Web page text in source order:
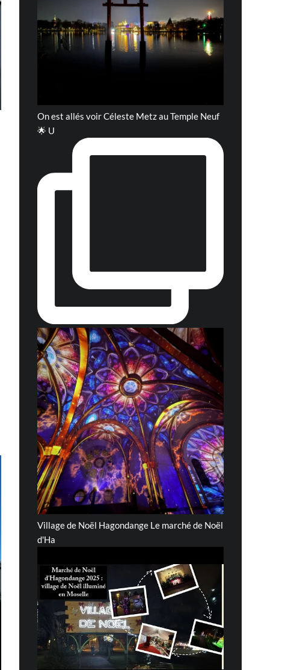
On est allés voir Céleste Metz au Temple Neuf
🌟 U
Village de Noël Hagondange Le marché de Noël
d'Ha